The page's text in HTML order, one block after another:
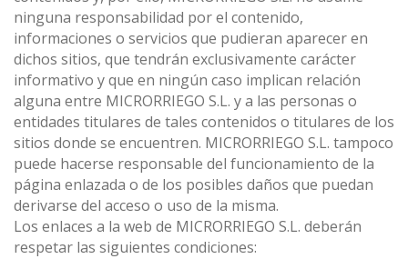
ninguna responsabilidad por el contenido,
informaciones o servicios que pudieran aparecer en
dichos sitios, que tendrán exclusivamente carácter
informativo y que en ningún caso implican relación
alguna entre MICRORRIEGO S.L. y a las personas o
entidades titulares de tales contenidos o titulares de los
sitios donde se encuentren. MICRORRIEGO S.L. tampoco
puede hacerse responsable del funcionamiento de la
página enlazada o de los posibles daños que puedan
derivarse del acceso o uso de la misma.
Los enlaces a la web de MICRORRIEGO S.L. deberán
respetar las siguientes condiciones: